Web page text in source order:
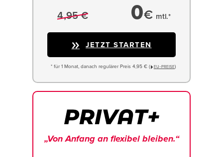
4,95 € 0€ mtl.*
JETZT STARTEN
* für 1 Monat, danach regulärer Preis 4,95 € ( EU−PREISE)
„Von Anfang an flexibel bleiben.“